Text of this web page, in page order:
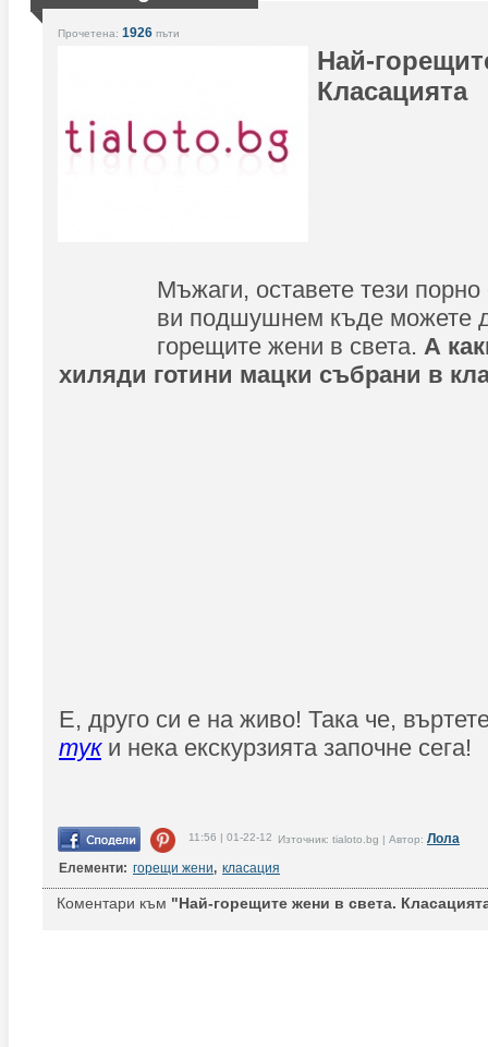
Прочетена: 1926 пъти
Най-
Класацията
Мъжаги, оставете тези
ви подшушнем къде можете
горещите жени в света. А
хиляди готини мацки събрани в
Е, друго си е на живо! Така че,
туки нека екскурзията започне сега!
11:56 | 01-22-12 Източник: tialoto.bg | Автор: Лола
Елементи: горещи жени, класация
Коментари към "Най-горещите жени в света.